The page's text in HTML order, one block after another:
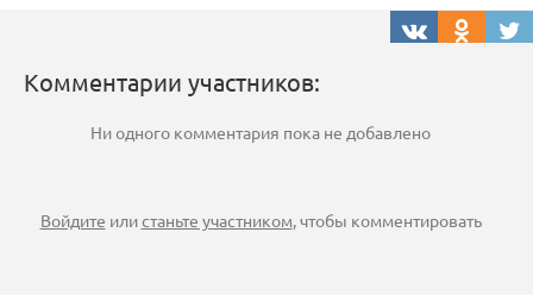
Комментарии участников:
Ни одного комментария пока не добавлено
Войдите илистаньте участником, чтобы комментировать